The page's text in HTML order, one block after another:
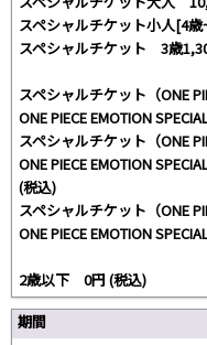
スペシャルチケット小人[4
スペシャルチケット 3歳
スペシャルチケット（ONE
ONE PIECE EMOTION
スペシャルチケット（ONE
ONE PIECE EMOTION
(税込)​
スペシャルチケット（ONE
ONE PIECE EMOTION
2歳以下 0円 (税込)​
期間